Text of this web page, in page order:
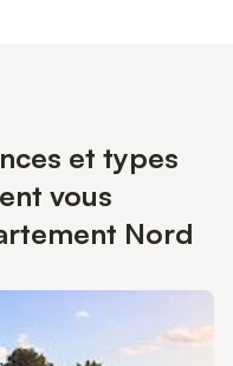
et types
vous
Nord